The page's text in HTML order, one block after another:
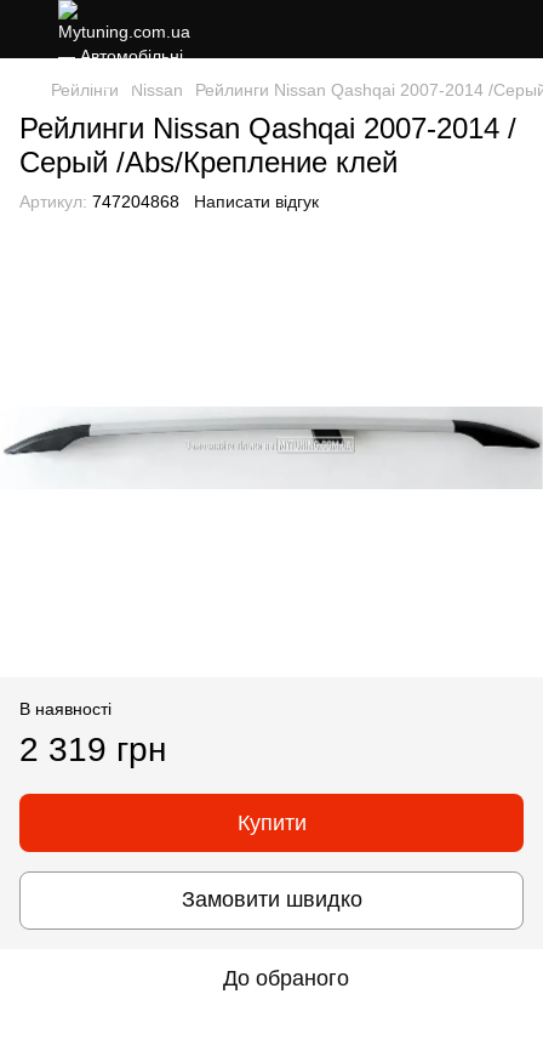
Рейлінги Nissan Рейлинги Nissan Qashqai 2007-2014 /
Рейлинги Nissan Qashqai 2007-2014 /
Серый /Abs/Крепление клей
Артикул: 747204868 Написати відгук
В наявності
2 319 грн
Купити
Замовити швидко
До обраного